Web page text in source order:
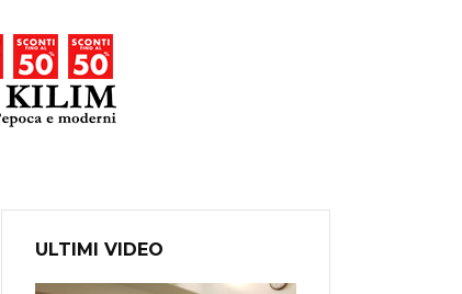
ULTIMI VIDEO